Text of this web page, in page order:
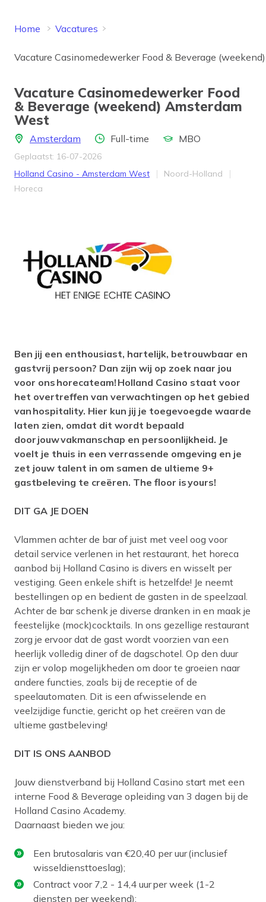
Home Vacatures
Vacature Casinomedewerker Food & Beverage
Vacature Casinomedewerker Food
& Beverage (weekend) Amsterdam
West
LocatieAmsterdam Aantal uren
Full-time Opleidingsniveau
MBO
Geplaatst: 16-07-2026
Bedrijf
Holland Casino - Amsterdam West Provincie
Noord-Holland
Werkveld
Horeca
Ben jij een enthousiast, hartelijk, betrouwbaar en
gastvrij persoon? Dan zijn wij op zoek naar jou
voor ons horecateam! Holland Casino staat voor
het overtreffen van verwachtingen op het gebied
van hospitality. Hier kun jij je toegevoegde waarde
laten zien, omdat dit wordt bepaald
door jouw vakmanschap en persoonlijkheid. Je
voelt je thuis in een verrassende omgeving en je
zet jouw talent in om samen de ultieme 9+
gastbeleving te creëren. The floor is yours!
DIT GA JE DOEN
Vlammen achter de bar of juist met veel oog voor
detail service verlenen in het restaurant, het horeca
aanbod bij Holland Casino is divers en wisselt per
vestiging. Geen enkele shift is hetzelfde! Je neemt
bestellingen op en bedient de gasten in de speelzaal.
Achter de bar schenk je diverse dranken in en maak je
feestelijke (mock)cocktails. In ons gezellige restaurant
zorg je ervoor dat de gast wordt voorzien van een
heerlijk volledig diner of de dagschotel. Op den duur
zijn er volop mogelijkheden om door te groeien naar
andere functies, zoals bij de receptie of de
speelautomaten. Dit is een afwisselende en
veelzijdige functie, gericht op het creëren van de
ultieme gastbeleving!
DIT IS ONS AANBOD
Jouw dienstverband bij Holland Casino start met een
interne Food & Beverage opleiding van 3 dagen bij de
Holland Casino Academy.
Daarnaast bieden we jou:
Een brutosalaris van €20,40 per uur (inclusief
wisseldiensttoeslag);
Contract voor 7,2 - 14,4 uur per week (1-2
diensten per weekend);